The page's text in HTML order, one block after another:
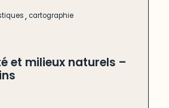
, cartographie
et milieux naturels –